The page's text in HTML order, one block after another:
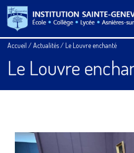
Accueil /Actualités/ Le Louvre enchanté
Le Louvre